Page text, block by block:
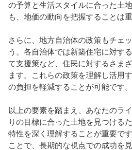
の予算と生活スタイルに合った土
も、地価の動向を把握することは重
さらに、地方自治体の政策もチェ
う。各自治体では新築住宅に対す
て支援策など、住民に対するさま
ます。これらの政策を理解し活用
の負担を軽減することが可能です。
以上の要素を踏まえ、あなたのラ
りの目標に合った土地を見つける
特性を深く理解することが重要で
ことで、長期的な視点での成功を